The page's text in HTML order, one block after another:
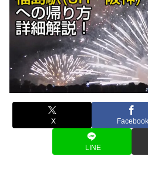
X Facebook
LINE